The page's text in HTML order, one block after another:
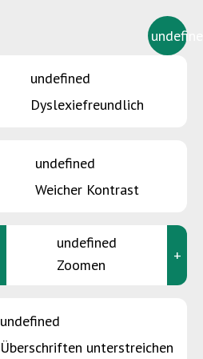
DE
undefined
Dyslexiefreundlich
undefined
Weicher Kontrast
undefined
Zoomen
+
undefined
Überschriften unterstreichen